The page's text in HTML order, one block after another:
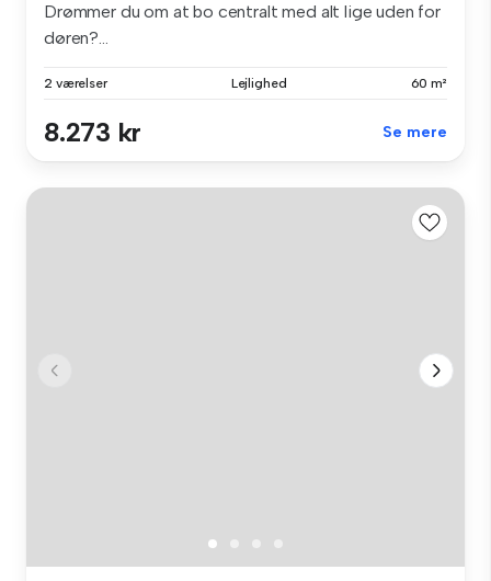
Drømmer du om at bo centralt med alt lige uden for
døren?...
2 værelser Lejlighed 60 m²
8.273 kr Se mere